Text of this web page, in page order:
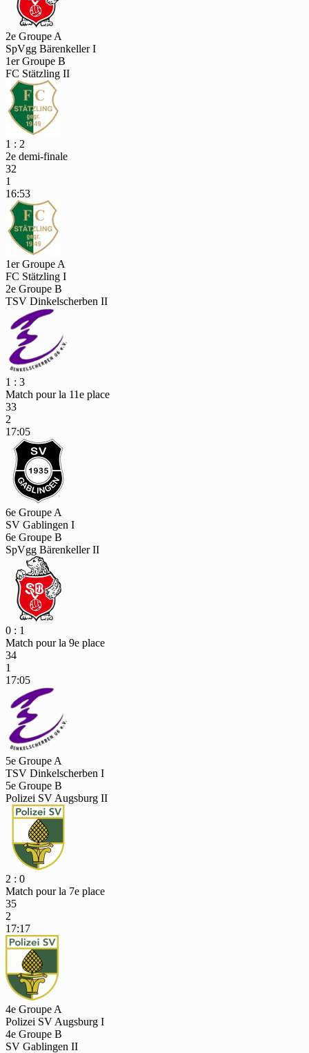
2e Groupe A
SpVgg Bärenkeller I
1er Groupe B
FC Stätzling II
1 : 2
2e demi-finale
32
1
16:53
1er Groupe A
FC Stätzling I
2e Groupe B
TSV Dinkelscherben II
1 : 3
Match pour la 11e place
33
2
17:05
6e Groupe A
SV Gablingen I
6e Groupe B
SpVgg Bärenkeller II
0 : 1
Match pour la 9e place
34
1
17:05
5e Groupe A
TSV Dinkelscherben I
5e Groupe B
Polizei SV Augsburg II
2 : 0
Match pour la 7e place
35
2
17:17
4e Groupe A
Polizei SV Augsburg I
4e Groupe B
SV Gablingen II